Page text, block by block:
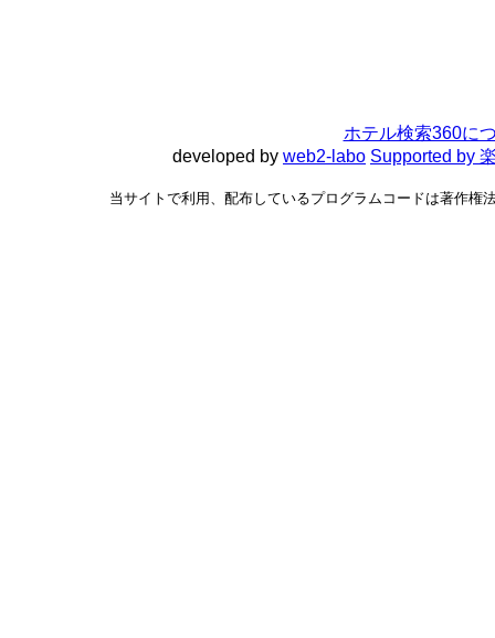
ホテル検索360に
developed by web2-labo Supported by
当サイトで利用、配布しているプログラムコードは著作